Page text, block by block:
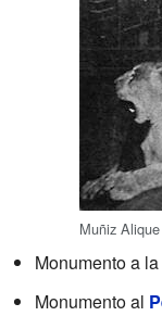
Muñiz
Monumento a la
Monumento al